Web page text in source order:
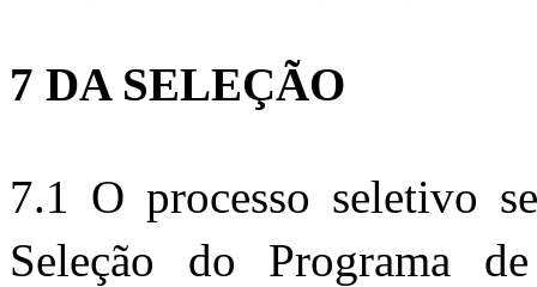
7 DA SELEÇÃO
7.1 O processo seletivo
Seleção do Programa